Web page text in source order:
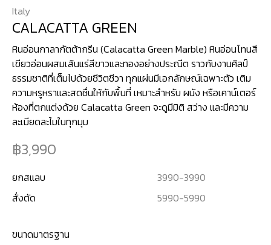
Italy
CALACATTA GREEN
หินอ่อนกาลากัตต้ากรีน (Calacatta Green Marble) หินอ่อนโทนสี
เขียวอ่อนผสมเส้นแร่สีขาวและทองอย่างประณีต ราวกับงานศิลป์
ธรรมชาติที่เต็มไปด้วยชีวิตชีวา ทุกแผ่นมีเอกลักษณ์เฉพาะตัว เติม
ความหรูหราและสดชื่นให้กับพื้นที่ เหมาะสำหรับ ผนัง หรือเคาน์เตอร์
ห้องที่ตกแต่งด้วย Calacatta Green จะดูมีมิติ สว่าง และมีความ
3,990
ยกสแลบ 3990-3990
สั่งตัด
5990-5990
ขนาดมาตรฐาน